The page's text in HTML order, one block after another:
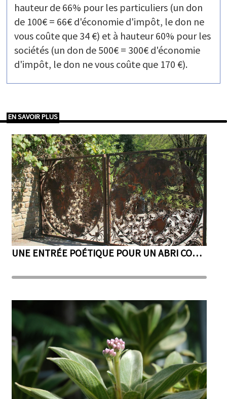
hauteur de 66% pour les particuliers (un don
de 100€ = 66€ d'économie d'impôt, le don ne
vous coûte que 34 €) et à hauteur 60% pour les
sociétés (un don de 500€ = 300€ d'économie
d'impôt, le don ne vous coûte que 170 €).
EN SAVOIR PLUS
UNE ENTRÉE POÉTIQUE POUR UN ABRI COTIER : OPÉRATION RÉUSSIE